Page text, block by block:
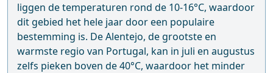
liggen de temperaturen rond de 10-16°C, waardoor
dit gebied het hele jaar door een populaire
bestemming is. De Alentejo, de grootste en
warmste regio van Portugal, kan in juli en augustus
zelfs pieken boven de 40°C, waardoor het minder